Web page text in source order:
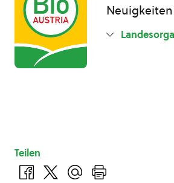
Neuigkeiten
Teilen